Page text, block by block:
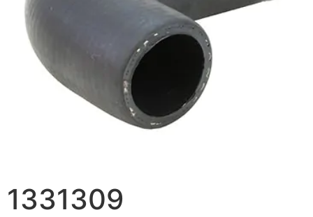
1331309